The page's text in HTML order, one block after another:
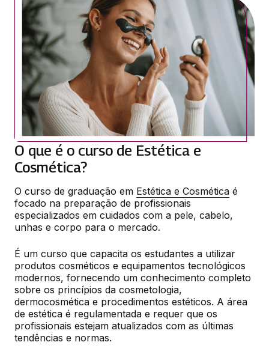
O que é o curso de Estética e
Cosmética?
O curso de graduação em Estética e Cosmética é
focado na preparação de profissionais
especializados em cuidados com a pele, cabelo,
unhas e corpo para o mercado.
É um curso que capacita os estudantes a utilizar
produtos cosméticos e equipamentos tecnológicos
modernos, fornecendo um conhecimento completo
sobre os princípios da cosmetologia,
dermocosmética e procedimentos estéticos. A área
de estética é regulamentada e requer que os
profissionais estejam atualizados com as últimas
tendências e normas.